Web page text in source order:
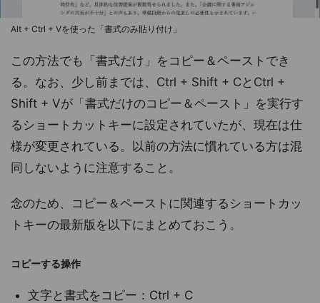
Alt + Ctrl + Vを使った「書式のみ貼り付け」
この方法でも「書式だけ」をコピー＆ペーストでき
る。なお、少し前までは、Ctrl + Shift + CとCtrl +
Shift + Vが「書式だけのコピー＆ペースト」を実行す
るショートカットキーに設定されていたが、現在は仕
様が変更されている。以前の方法に慣れている方は混
同しないように注意すること。
念のため、コピー＆ペーストに関連するショートカッ
トキーの最新版を以下にまとめておこう。
コピーする操作
文字と書式をコピー：Ctrl + C